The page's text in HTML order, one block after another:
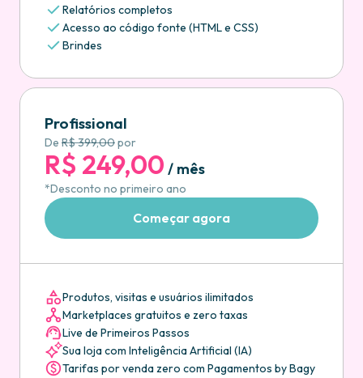
Relatórios completos
Acesso ao código fonte (HTML e CSS)
Brindes
Profissional
De R$ 399,00por
R$ 249,00 / mês
*Desconto no primeiro ano
Começar agora
Produtos, visitas e usuários ilimitados
Marketplaces gratuitos e zero taxas
Live de Primeiros Passos
Sua loja com Inteligência Artificial (IA)
Tarifas por venda zero com Pagamentos by Bagy